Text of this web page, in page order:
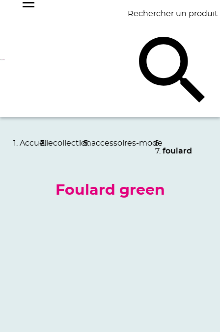
Rechercher un produit
BAGAGERIE BUREAU
Accueil ecollectionaccessoires-mode
foulard
Foulard green